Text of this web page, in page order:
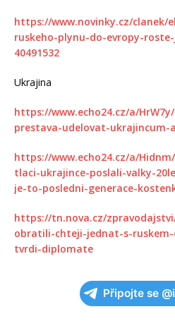
https://www.novinky.cz/clanek/
ruskeho-plynu-do-evropy-
40491532
Ukrajina
https://www.echo24.cz/a/
prestava-udelovat-
https://www.echo24.cz/a/
tlaci-ukrajince-poslali-valky-
je-to-posledni-generace-
https://tn.nova.cz/
obratili-chteji-jednat-s-
tvrdi-diplomate
Připojte se